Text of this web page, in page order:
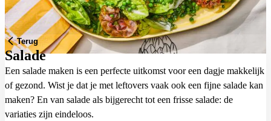
Terug
Salade
Een salade maken is een perfecte uitkomst voor een dagje makkelijk
of gezond. Wist je dat je met leftovers vaak ook een fijne salade kan
maken? En van salade als bijgerecht tot een frisse salade: de
variaties zijn eindeloos.